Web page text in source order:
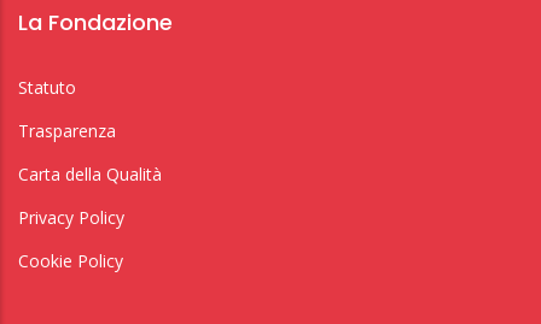
La Fondazione
Statuto
Trasparenza
Carta della Qualità
Privacy Policy
Cookie Policy